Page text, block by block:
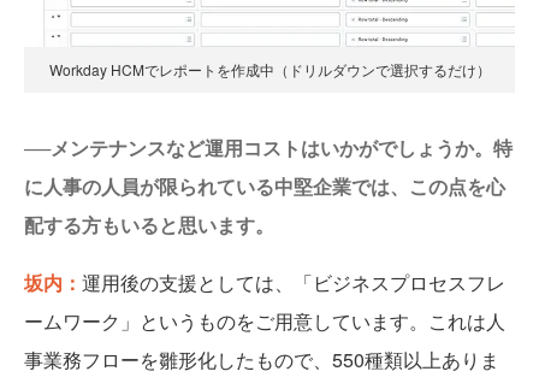
Workday HCMでレポートを作成中（ドリルダウンで選択するだけ）
──メンテナンスなど運用コストはいかがでしょうか。特
に人事の人員が限られている中堅企業では、この点を心
配する方もいると思います。
坂内： 運用後の支援としては、「ビジネスプロセスフレ
ームワーク」というものをご用意しています。これは人
事業務フローを雛形化したもので、550種類以上ありま